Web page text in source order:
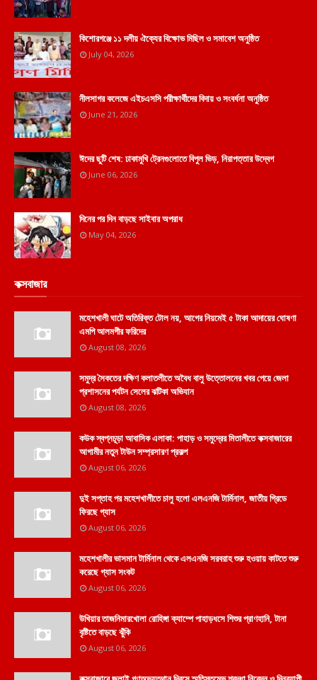
কিশোরগঞ্জে ১১ দলীয় ঐক্যের বিক্ষোভ মিছিল ও সমাবেশ অনুষ্ঠিত
July 04, 2026
নীলসাগর কলেজে এইচএসসি পরীক্ষার্থীদের বিদায় ও সংবর্ধনা অনুষ্ঠিত
June 21, 2026
ঈদের ছুটি শেষ: ঢাকামুখি ট্রেনগুলোতে বিপুল ভিড়, নিরাপত্তার উদ্বেগ
June 06, 2026
দিনের পর দিন বাড়ছে সাইবার অপরাধ
May 04, 2026
কক্সবাজার
মহেশখালী ঘাটে অতিরিক্ত টোল নয়, আগের নিয়মেই ৫ টাকা আদায়ের ঘোষণা
এমপি আলমগীর ফরিদের
August 08, 2026
সমুদ্র সৈকতের দক্ষিণ কলাতলীতে অবৈধ বালু উত্তোলনের খবর পেয়ে জেলা
প্রশাসনের পর্যটন সেলের ঝটিকা অভিযান
August 08, 2026
কউক স্বপ্নচূড়া আবাসিক এলাকা: পাহাড় ও সমুদ্রের মিতালীতে কক্সবাজারের
আগামীর নতুন টাউন সম্প্রসারণ প্রকল্প
August 06, 2026
দুই সপ্তাহ পর মহেশখালীতে চালু হলো এলএনজি টার্মিনাল, জাতীয় গ্রিডে
ফিরছে গ্যাস
August 06, 2026
মহেশখালীর ভাসমান টার্মিনাল থেকে এলএনজি সরবরাহ শুরু হওয়ায় কাটতে শুরু
করেছে গ্যাস সংকট
August 06, 2026
উখিয়ার তাজনিমারখোলা রোহিঙ্গা ক্যাম্পে পাহাড়ধসে শিশুর প্রাণহানি, টানা
বৃষ্টিতে বাড়ছে ঝুঁকি
August 06, 2026